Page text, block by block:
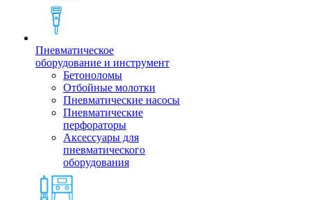
Пневматическое
оборудование и инструмент
Бетоноломы
Отбойные молотки
Пневматические насосы
Пневматические
перфораторы
Аксессуары для
пневматического
оборудования